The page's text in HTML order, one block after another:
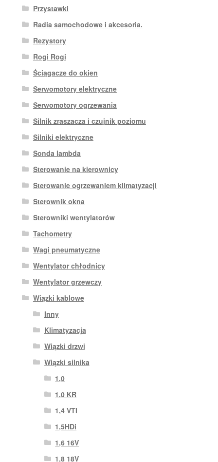
Przystawki
Radia samochodowe i akcesoria.
Rezystory
Rogi Rogi
Ściągacze do okien
Serwomotory elektryczne
Serwomotory ogrzewania
Silnik zraszacza i czujnik poziomu
Silniki elektryczne
Sonda lambda
Sterowanie na kierownicy
Sterowanie ogrzewaniem klimatyzacji
Sterownik okna
Sterowniki wentylatorów
Tachometry
Wagi pneumatyczne
Wentylator chłodnicy
Wentylator grzewczy
Wiązki kablowe
Inny
Klimatyzacja
Wiązki drzwi
Wiązki silnika
1,0
1,0 KR
1,4 VTI
1,5HDi
1,6 16V
1,8 18V